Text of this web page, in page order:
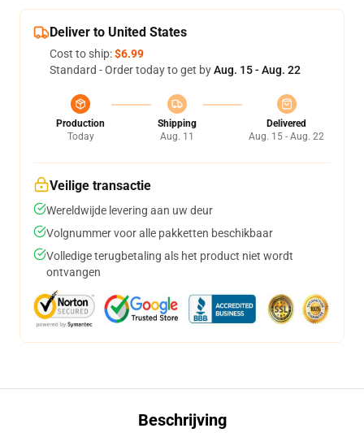
Deliver to United States
Cost to ship:$6.99
Standard - Order today to get byAug. 15 - Aug. 22
Production
Today
Shipping
Aug. 11
Delivered
Aug. 15 - Aug. 22
Veilige transactie
Wereldwijde levering aan uw deur
Volgnummer voor alle pakketten beschikbaar
Volledige terugbetaling als het product niet wordt
ontvangen
Beschrijving